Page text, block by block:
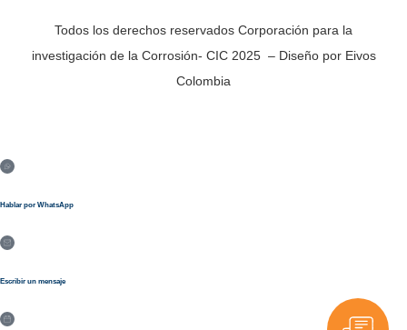
Todos los derechos reservados Corporación para la
investigación de la Corrosión- CIC 2025 – Diseño por Eivos
Colombia
Hablar por WhatsApp
Escribir un mensaje